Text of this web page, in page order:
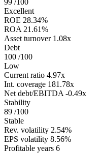
99 /100
Excellent
ROE 28.34%
ROA 21.61%
Asset turnover 1.08x
Debt
100 /100
Low
Current ratio 4.97x
Int. coverage 181.78x
Net debt/EBITDA -0.49x
Stability
89 /100
Stable
Rev. volatility 2.54%
EPS volatility 8.56%
Profitable years 6